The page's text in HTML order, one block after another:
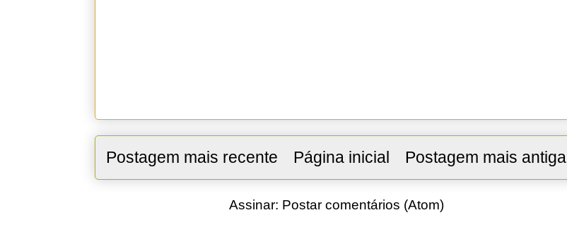
Postagem mais recente Postagem mais antiga
Página inicial
Assinar: Postar comentários (Atom)